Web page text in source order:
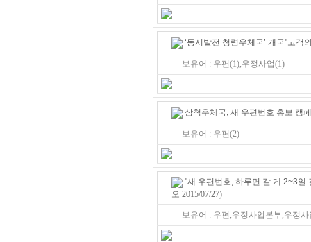
‘동서발전 청렴우체국’ 개국"고객
보유어 : 우편(1),우정사업(1)
삼척우체국, 새 우편번호 홍보 캠
보유어 : 우편(2)
"새 우편번호, 하루면 갈 게 2~3일
오 2015/07/27)
보유어 : 우편,우정사업본부,우정사